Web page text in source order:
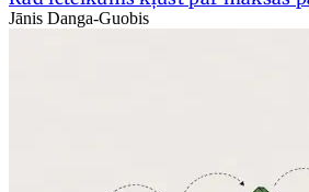
Jānis Danga-Guobis